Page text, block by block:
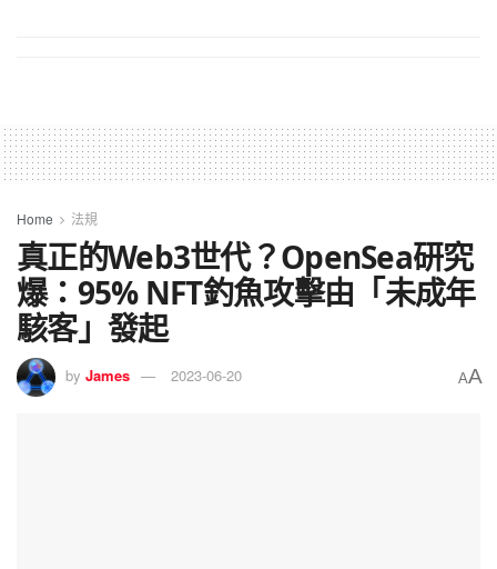
Home 法規
真正的Web3世代？OpenSea研究
爆：95% NFT釣魚攻擊由「未成年
駭客」發起
by James 2023-06-20 AA